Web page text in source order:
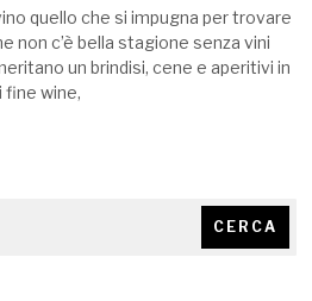
quello che si impugna per trovare
non c’è bella stagione senza vini
un brindisi, cene e aperitivi in
fine wine,
CERCA